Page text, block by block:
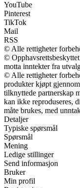
YouTube
Pinterest
TikTok
Mail
RSS
© Alle rettigheter
©
motta inntekter fra
© Alle rettigheter
produkter kjøpt
tilknyttede partnerskap
kan ikke reproduseres,
måte brukes, med
Detaljer
Typiske spørsmål
Spørsmål
Mening
Ledige stillinger
Send informasjon
Bruker
Min profil